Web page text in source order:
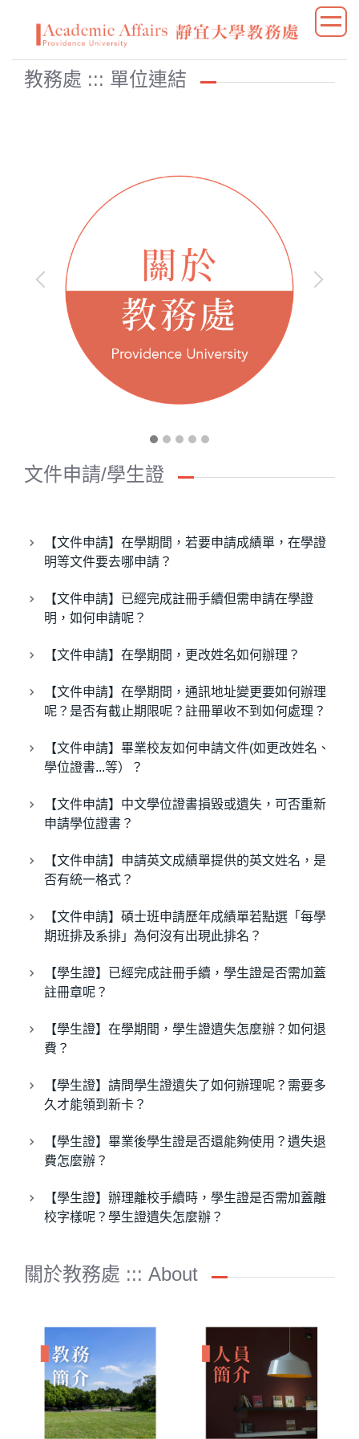
教務處 ::: 單位連結
文件申請/學生證
【文件申請】在學期間，若要申請成績單，在學證
明等文件要去哪申請？
【文件申請】已經完成註冊手續但需申請在學證
明，如何申請呢？
【文件申請】在學期間，更改姓名如何辦理？
【文件申請】在學期間，通訊地址變更要如何辦理
呢？是否有截止期限呢？註冊單收不到如何處理？
【文件申請】畢業校友如何申請文件(如更改姓名、
學位證書...等）？
【文件申請】中文學位證書損毀或遺失，可否重新
申請學位證書？
【文件申請】申請英文成績單提供的英文姓名，是
否有統一格式？
【文件申請】碩士班申請歷年成績單若點選「每學
期班排及系排」為何沒有出現此排名？
【學生證】已經完成註冊手續，學生證是否需加蓋
註冊章呢？
【學生證】在學期間，學生證遺失怎麼辦？如何退
費？
【學生證】請問學生證遺失了如何辦理呢？需要多
久才能領到新卡？
【學生證】畢業後學生證是否還能夠使用？遺失退
費怎麼辦？
【學生證】辦理離校手續時，學生證是否需加蓋離
校字樣呢？學生證遺失怎麼辦？
關於教務處 ::: About